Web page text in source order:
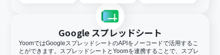
Google スプレッドシート
YoomではGoogleスプレッドシートのAPIをノーコードで活用するこ
とができます。スプレッドシートとYoomを連携することで、スプレ